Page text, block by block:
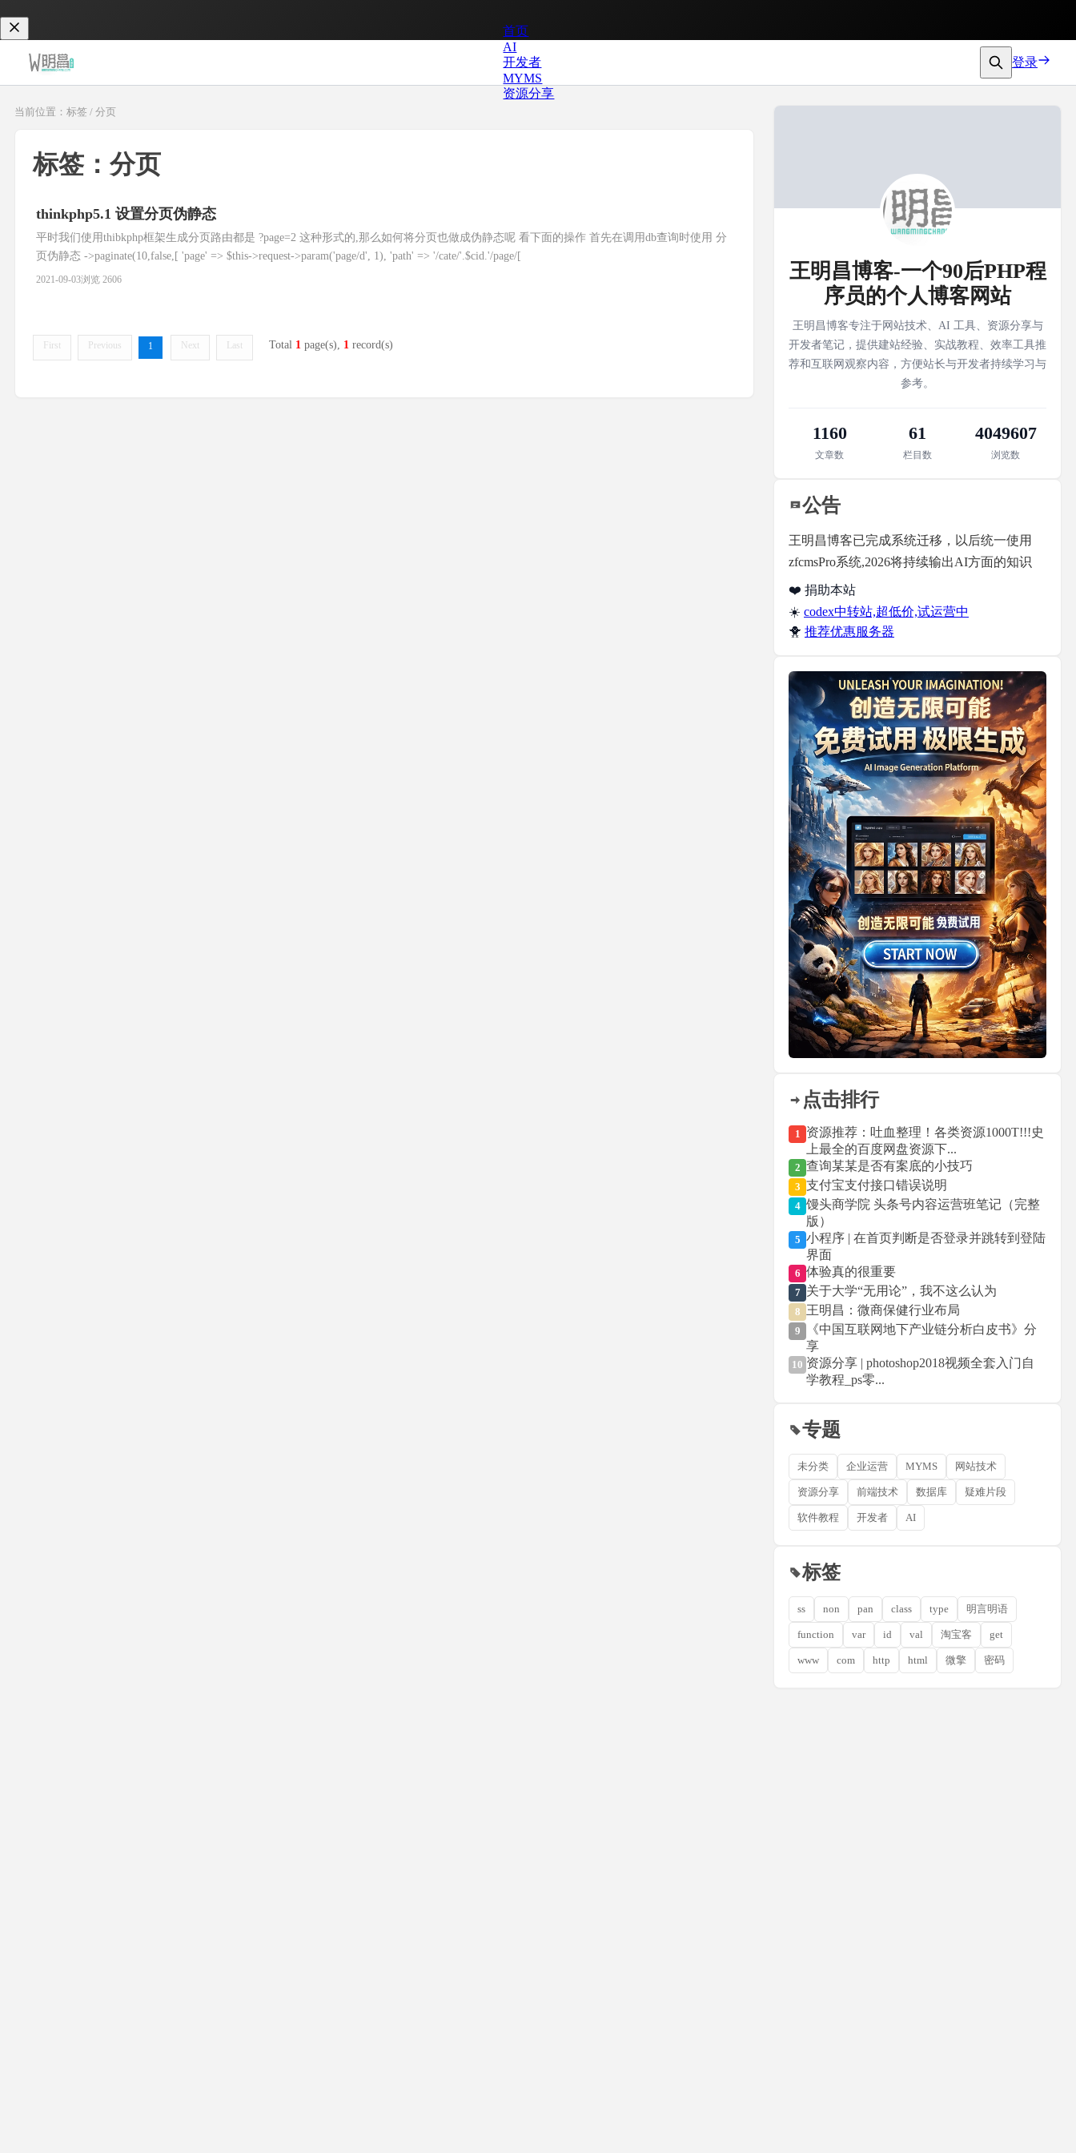
首页
AI
开发者
MYMS
资源分享
登录
当前位置：标签 / 分页
标签：分页
thinkphp5.1 设置分页伪静态
平时我们使用thibkphp框架生成分页路由都是 ?page=2 这种形式的,那么如何将分页也做成伪静态呢 看下面的操作 首先在调用db查询时使用 分
页伪静态 ->paginate(10,false,[ 'page' => $this->request->param('page/d', 1), 'path' => '/cate/'.$cid.'/page/[
2021-09-03浏览 2606
First Previous 1 Next Last Total 1 page(s), 1 record(s)
王明昌博客-一个90后PHP程
序员的个人博客网站
王明昌博客专注于网站技术、AI 工具、资源分享与
开发者笔记，提供建站经验、实战教程、效率工具推
荐和互联网观察内容，方便站长与开发者持续学习与
参考。
1160
文章数
61
栏目数
4049607
浏览数
公告
王明昌博客已完成系统迁移，以后统一使用
zfcmsPro系统,2026将持续输出AI方面的知识
❤️ 捐助本站
☀️ codex中转站,超低价,试运营中
🐥 推荐优惠服务器
点击排行
1 资源推荐：吐血整理！各类资源1000T!!!史
上最全的百度网盘资源下...
2 查询某某是否有案底的小技巧
3 支付宝支付接口错误说明
4 馒头商学院 头条号内容运营班笔记（完整
版）
5 小程序 | 在首页判断是否登录并跳转到登陆
界面
6 体验真的很重要
7 关于大学“无用论”，我不这么认为
8 王明昌：微商保健行业布局
9
《中国互联网地下产业链分析白皮书》分
享
10 资源分享 | photoshop2018视频全套入门自
学教程_ps零...
专题
未分类 企业运营 MYMS 网站技术
资源分享 前端技术 数据库 疑难片段
软件教程 开发者 AI
标签
ss non pan class type 明言明语
function var id val 淘宝客 get
www com http html 微擎 密码